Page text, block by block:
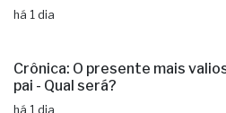
há 1 dia
Crônica: O presente mais
pai - Qual será?
há 1 dia